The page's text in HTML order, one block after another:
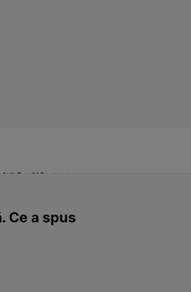
Bună!Contact
Ce a spus